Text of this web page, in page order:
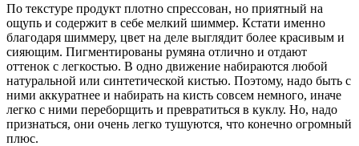
По текстуре продукт плотно спрессован, но приятный на
ощупь и содержит в себе мелкий шиммер. Кстати именно
благодаря шиммеру, цвет на деле выглядит более красивым и
сияющим. Пигментированы румяна отлично и отдают
оттенок с легкостью. В одно движение набираются любой
натуральной или синтетической кистью. Поэтому, надо быть с
ними аккуратнее и набирать на кисть совсем немного, иначе
легко с ними переборщить и превратиться в куклу. Но, надо
признаться, они очень легко тушуются, что конечно огромный
плюс.